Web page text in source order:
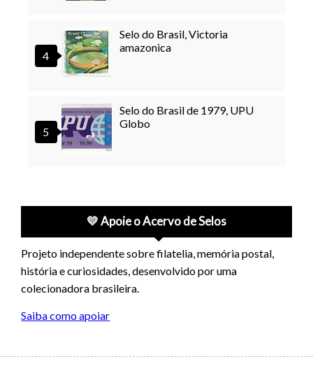
Selo do Brasil, Victoria
amazonica
Selo do Brasil de 1979, UPU
Globo
💛 Apoie o Acervo de Selos
Projeto independente sobre filatelia, memória postal,
história e curiosidades, desenvolvido por uma
colecionadora brasileira.
Saiba como apoiar